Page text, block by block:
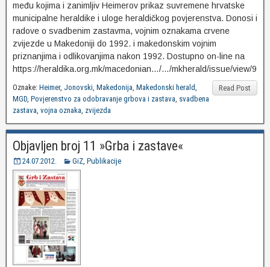
među kojima i zanimljiv Heimerov prikaz suvremene hrvatske
municipalne heraldike i uloge heraldičkog povjerenstva. Donosi i
radove o svadbenim zastavma, vojnim oznakama crvene
zvijezde u Makedoniji do 1992. i makedonskim vojnim
priznanjima i odlikovanjima nakon 1992. Dostupno on-line na
https://heraldika.org.mk/macedonian…/…/mkherald/issue/view/9
Read Post
Oznake: Heimer, Jonovski, Makedonija, Makedonski herald,
MGD, Povjerenstvo za odobravanje grbova i zastava, svadbena
zastava, vojna oznaka, zvijezda
Objavljen broj 11 »Grba i zastave«
24.07.2012. GiZ, Publikacije